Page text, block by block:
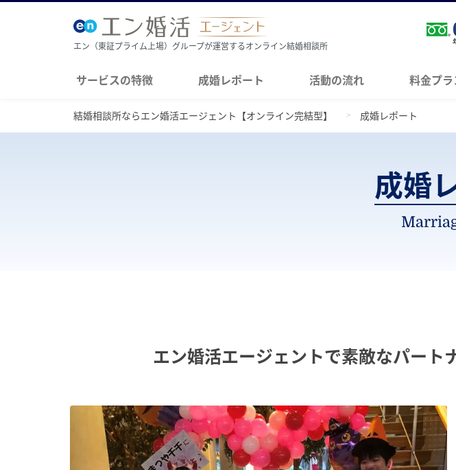
エン（東証プライム上場）グループが運営するオンライン結婚相談所
サービスの特徴 成婚レポート 活動の流れ 料金プラ
結婚相談所ならエン婚活エージェント【オンライン完結型】 成婚レポート
成婚
エン婚活エージェントで素敵なパート